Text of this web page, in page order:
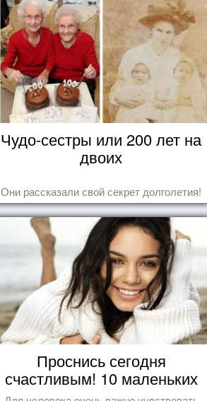
Чудо-сестры или 200 лет на
двоих
Они рассказали свой секрет долголетия!
Проснись сегодня
счастливым! 10 маленьких
радостей настоящего